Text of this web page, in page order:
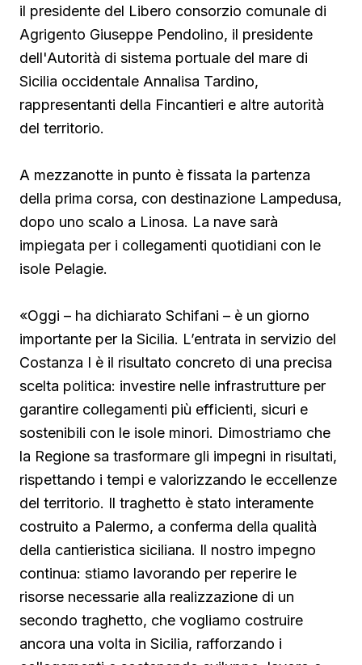
il presidente del Libero consorzio comunale di
Agrigento Giuseppe Pendolino, il presidente
dell'Autorità di sistema portuale del mare di
Sicilia occidentale Annalisa Tardino,
rappresentanti della Fincantieri e altre autorità
del territorio.
A mezzanotte in punto è fissata la partenza
della prima corsa, con destinazione Lampedusa,
dopo uno scalo a Linosa. La nave sarà
impiegata per i collegamenti quotidiani con le
isole Pelagie.
«Oggi – ha dichiarato Schifani – è un giorno
importante per la Sicilia. L’entrata in servizio del
Costanza I è il risultato concreto di una precisa
scelta politica: investire nelle infrastrutture per
garantire collegamenti più efficienti, sicuri e
sostenibili con le isole minori. Dimostriamo che
la Regione sa trasformare gli impegni in risultati,
rispettando i tempi e valorizzando le eccellenze
del territorio. Il traghetto è stato interamente
costruito a Palermo, a conferma della qualità
della cantieristica siciliana. Il nostro impegno
continua: stiamo lavorando per reperire le
risorse necessarie alla realizzazione di un
secondo traghetto, che vogliamo costruire
ancora una volta in Sicilia, rafforzando i